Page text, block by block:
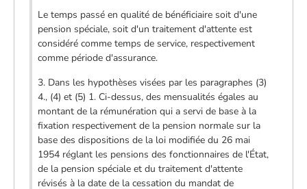
Le temps passé en qualité de bénéficiaire soit d'une
pension spéciale, soit d'un traitement d'attente est
considéré comme temps de service, respectivement
comme période d'assurance.
3. Dans les hypothèses visées par les paragraphes (3)
4., (4) et (5) 1. Ci-dessus, des mensualités égales au
montant de la rémunération qui a servi de base à la
fixation respectivement de la pension normale sur la
base des dispositions de la loi modifiée du 26 mai
1954 réglant les pensions des fonctionnaires de l'État,
de la pension spéciale et du traitement d'attente
révisés à la date de la cessation du mandat de